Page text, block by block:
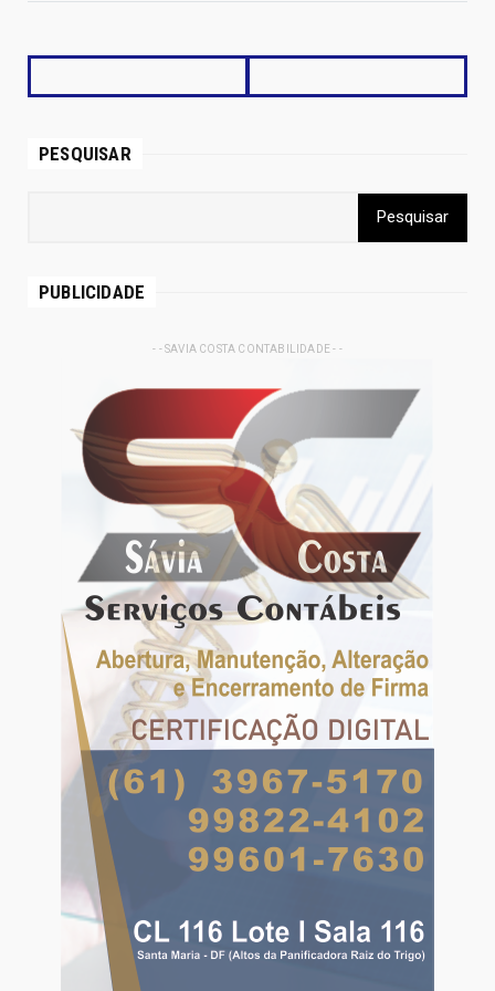
PESQUISAR
PUBLICIDADE
- - SAVIA COSTA CONTABILIDADE - -